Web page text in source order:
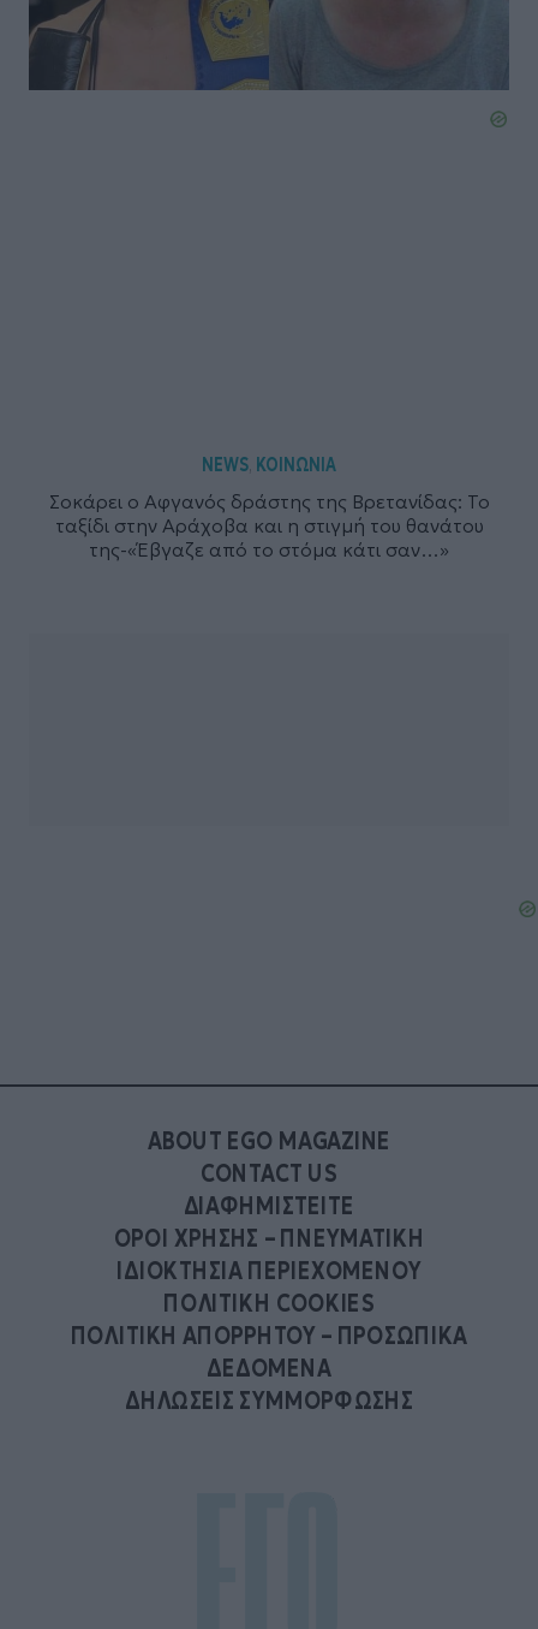
NEWS, ΚΟΙΝΩΝΙΑ
Σοκάρει ο Αφγανός δράστης της Βρετανίδας: Το
ταξίδι στην Αράχοβα και η στιγμή του θανάτου
της-«Έβγαζε από το στόμα κάτι σαν…»
ABOUT EGO MAGAZINE
CONTACT US
ΔΙΑΦΗΜΙΣΤΕΙΤΕ
ΟΡΟΙ ΧΡΗΣΗΣ – ΠΝΕΥΜΑΤΙΚΗ
ΙΔΙΟΚΤΗΣΙΑ ΠΕΡΙΕΧΟΜΕΝΟΥ
ΠΟΛΙΤΙΚΗ COOKIES
ΠΟΛΙΤΙΚΗ ΑΠΟΡΡΗΤΟΥ – ΠΡΟΣΩΠΙΚΑ
ΔΕΔΟΜΕΝΑ
ΔΗΛΩΣΕΙΣ ΣΥΜΜΟΡΦΩΣΗΣ